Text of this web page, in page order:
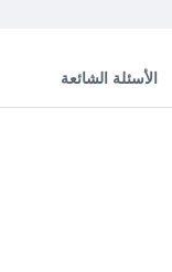
الأسئلة الشائعة